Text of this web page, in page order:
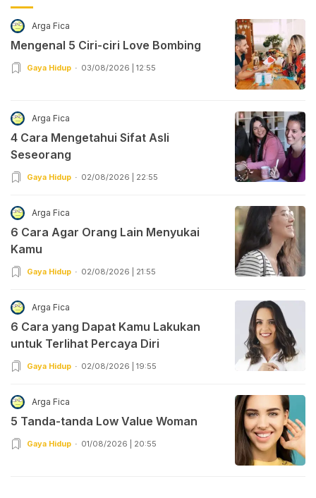
Arga Fica
Mengenal 5 Ciri-ciri Love Bombing
Gaya Hidup 03/08/2026 | 12:55
Arga Fica
4 Cara Mengetahui Sifat Asli
Seseorang
Gaya Hidup 02/08/2026 | 22:55
Arga Fica
6 Cara Agar Orang Lain Menyukai
Kamu
Gaya Hidup 02/08/2026 | 21:55
Arga Fica
6 Cara yang Dapat Kamu Lakukan
untuk Terlihat Percaya Diri
Gaya Hidup 02/08/2026 | 19:55
Arga Fica
5 Tanda-tanda Low Value Woman
Gaya Hidup 01/08/2026 | 20:55